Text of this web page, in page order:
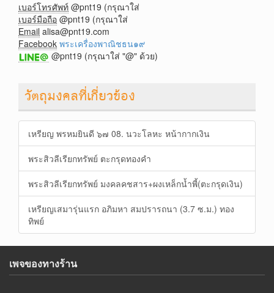
เบอร์โทรศัพท์ @pnt19 (กรุณาใส่
เบอร์มือถือ @pnt19 (กรุณาใส่
Email alisa@pnt19.com
Facebook พระเครื่องพาณิชธน๑๙
@pnt19 (กรุณาใส่ "@" ด้วย)
วัตถุมงคลที่เกี่ยวข้อง
เหรียญ พรหมยินดี ๖๗ 08. นวะโลหะ หน้ากากเงิน
พระสิวลีเรียกทรัพย์ ตะกรุดทองคำ
พระสิวลีเรียกทรัพย์ มงคลคชสาร+ผงเหล็กน้ำพี้(ตะกรุดเงิน)
เหรียญเสมารุ่นแรก อภิมหา สมปรารถนา (3.7 ซ.ม.) ทอง
ทิพย์
เพจของทางร้าน